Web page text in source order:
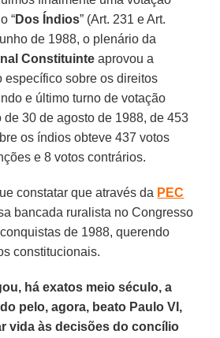
“Dos Índios” (Art. 231 e Art.
de 1988, o plenário da
Constituinte aprovou a
específico sobre os direitos
e último turno de votação
de 30 de agosto de 1988, de 453
os índios obteve 437 votos
e 8 votos contrários.
constatar que através da PEC
bancada ruralista no Congresso
de 1988, querendo
constitucionais.
há exatos meio século, a
pelo, agora, beato Paulo VI,
vida às decisões do concílio